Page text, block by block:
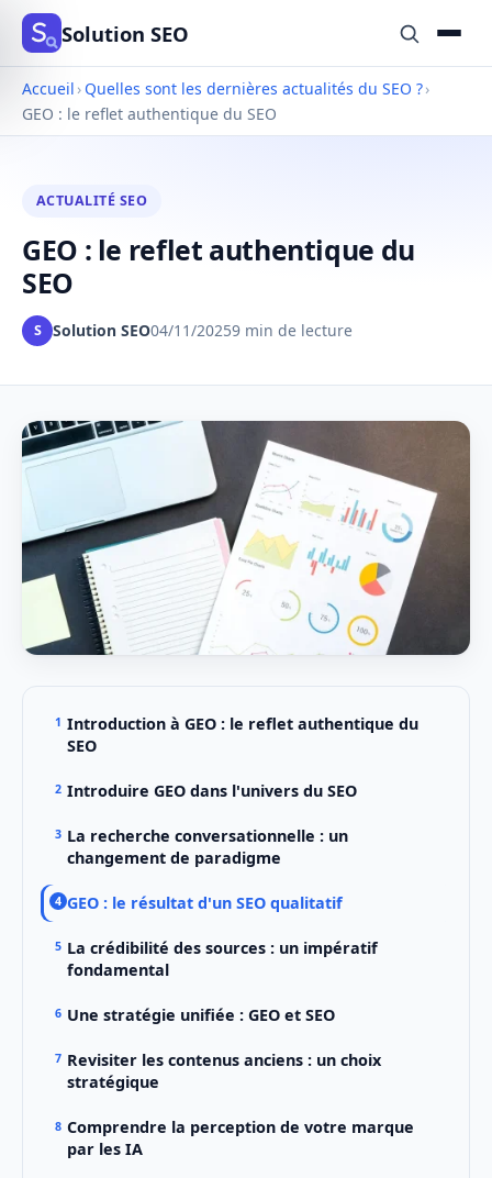
Solution SEO
Accueil › Quelles sont les dernières actualités du SEO ?›
GEO : le reflet authentique du SEO
ACTUALITÉ SEO
GEO : le reflet authentique du
SEO
S Solution SEO04/11/20259 min de lecture
Introduction à GEO : le reflet authentique du
SEO
Introduire GEO dans l'univers du SEO
La recherche conversationnelle : un
changement de paradigme
GEO : le résultat d'un SEO qualitatif
La crédibilité des sources : un impératif
fondamental
Une stratégie unifiée : GEO et SEO
Revisiter les contenus anciens : un choix
stratégique
Comprendre la perception de votre marque
par les IA